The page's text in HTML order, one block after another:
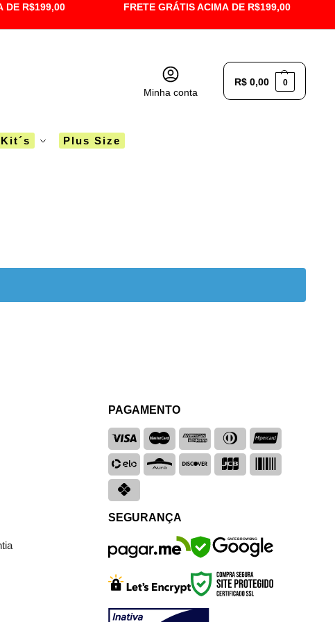
DE R$199,00 FRETE GRÁTIS ACIMA DE R$199,00
Minha conta
R$ 0,00 0
Kit´s Plus Size
PAGAMENTO
SEGURANÇA
SAFE BROWSING